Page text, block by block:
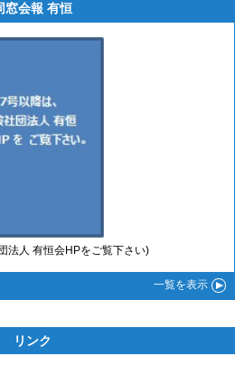
窓会報 有恒
法人 有恒会HPをご覧下さい)
一覧を表示
リンク